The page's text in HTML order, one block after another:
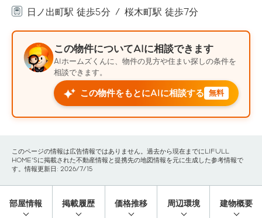
日ノ出町駅 徒歩5分
桜木町駅 徒歩7分
この物件についてAIに相談できます
AIホームズくんに、物件の見方や住まい探しの条件を
相談できます。
この物件をもとにAIに相談する 無料
このページの情報は広告情報ではありません。過去から現在までにLIFULL
HOME'Sに掲載された不動産情報と提携先の地図情報を元に生成した参考情報で
す。情報更新日: 2026/7/15
部屋情報 掲載履歴 価格推移 周辺環境 建物概要